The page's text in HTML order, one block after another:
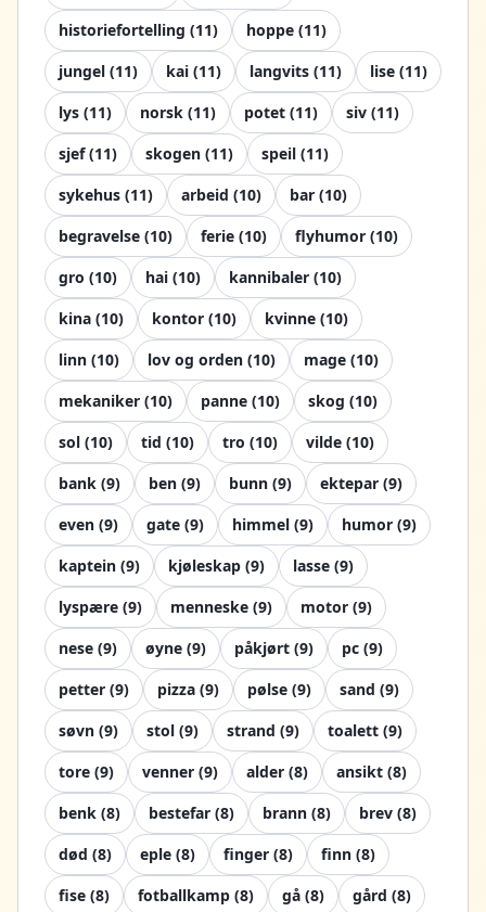
historiefortelling (11) hoppe (11)
jungel (11) kai (11) langvits (11) lise (11)
lys (11) norsk (11) potet (11) siv (11)
sjef(11) skogen (11) speil (11)
sykehus (11) arbeid (10) bar (10)
begravelse (10) ferie (10) flyhumor (10)
gro (10) hai (10) kannibaler (10)
kina (10) kontor (10) kvinne (10)
linn (10) lov og orden (10) mage (10)
mekaniker (10) panne (10) skog (10)
sol (10) tid (10) tro (10) vilde (10)
bank (9) ben (9) bunn (9) ektepar (9)
even (9) gate (9) himmel (9) humor (9)
kaptein (9) kjøleskap (9) lasse (9)
lyspære (9) menneske (9) motor (9)
nese (9) øyne (9) påkjørt (9) pc (9)
petter (9) pizza (9) pølse (9) sand (9)
søvn (9) stol (9) strand (9) toalett (9)
tore (9) venner (9) alder (8) ansikt (8)
benk (8) bestefar (8) brann (8) brev (8)
død (8) eple (8) finger (8) finn (8)
fise (8) fotballkamp (8) gå (8) gård (8)